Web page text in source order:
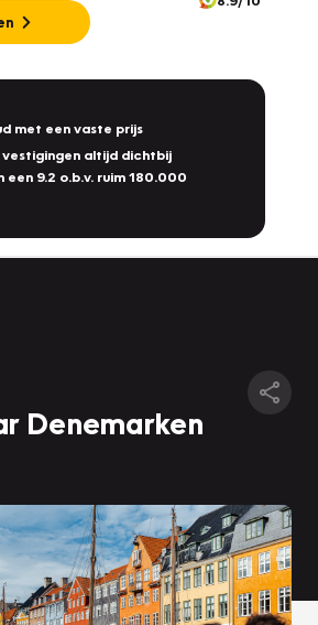
met een vaste prijs
vestigingen altijd dichtbij
een 9.2 o.b.v. ruim 180.000
Denemarken